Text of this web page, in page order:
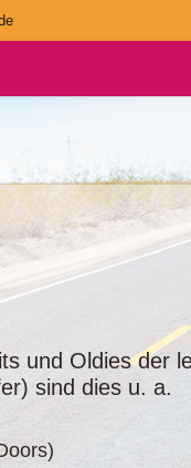
und Oldies der
sind dies u. a.